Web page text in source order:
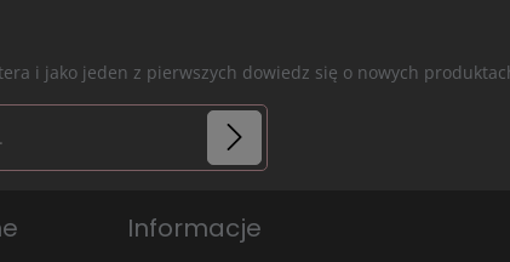
i jako jeden z pierwszych dowiedz się o nowych
że przeczytałeś nasze
Informacje